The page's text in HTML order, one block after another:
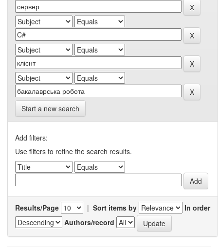
Start a new search
Add filters:
Use filters to refine the search results.
Results/Page | Sort items by
In order
Authors/record